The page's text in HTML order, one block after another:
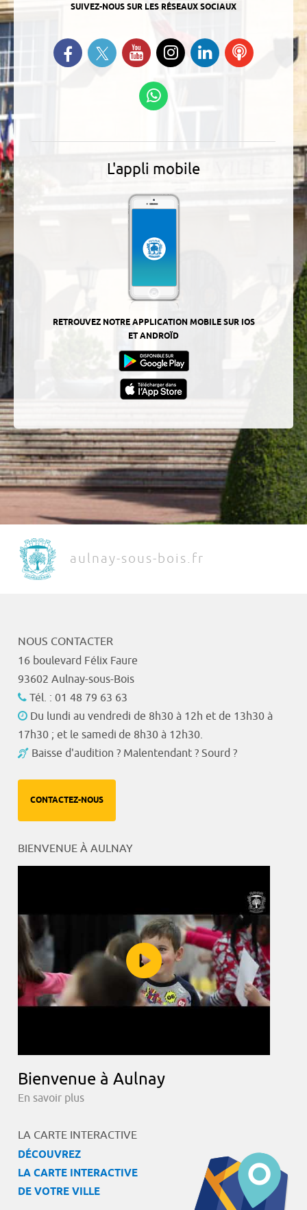
SUIVEZ-NOUS SUR LES RÉSEAUX SOCIAUX
Retrouvez-nous sur Facebook
Suivez-nous sur Twitter
Suivez-nous sur YouTube
Suivez-nous sur
Instagram
Retrouvez-
nous sur
Ecoutez
L'appli mobile
RETROUVEZ NOTRE APPLICATION MOBILE SUR IOS
ET ANDROÏD
aulnay-sous-bois.fr
NOUS CONTACTER
16 boulevard Félix Faure
93602 Aulnay-sous-Bois
Tél. : 01 48 79 63 63
Du lundi au vendredi de 8h30 à 12h et de 13h30 à
17h30 ; et le samedi de 8h30 à 12h30.
Baisse d'audition ? Malentendant ? Sourd ?
CONTACTEZ-NOUS
BIENVENUE À AULNAY
Bienvenue à Aulnay
En savoir plus
LA CARTE INTERACTIVE
DÉCOUVREZ
LA CARTE INTERACTIVE
DE VOTRE VILLE